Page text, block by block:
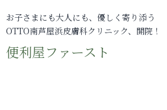
お子さまにも大人にも、優しく寄り添う
OTTO南芦屋浜皮膚科クリニック、開院！
便利屋ファースト